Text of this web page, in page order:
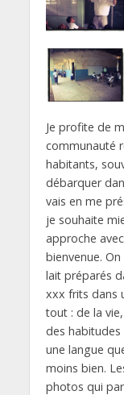
Je profite de
communauté
habitants,
débarquer
vais en me
je souhaite
approche
bienvenue.
lait préparés
xxx frits dans
tout : de la
des habitudes
une langue
moins bien.
photos qui